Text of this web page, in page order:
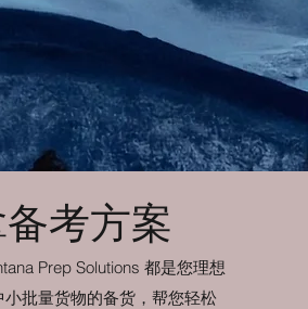
考方案
Prep Solutions 都是您理想
批量货物的备货，帮您轻松